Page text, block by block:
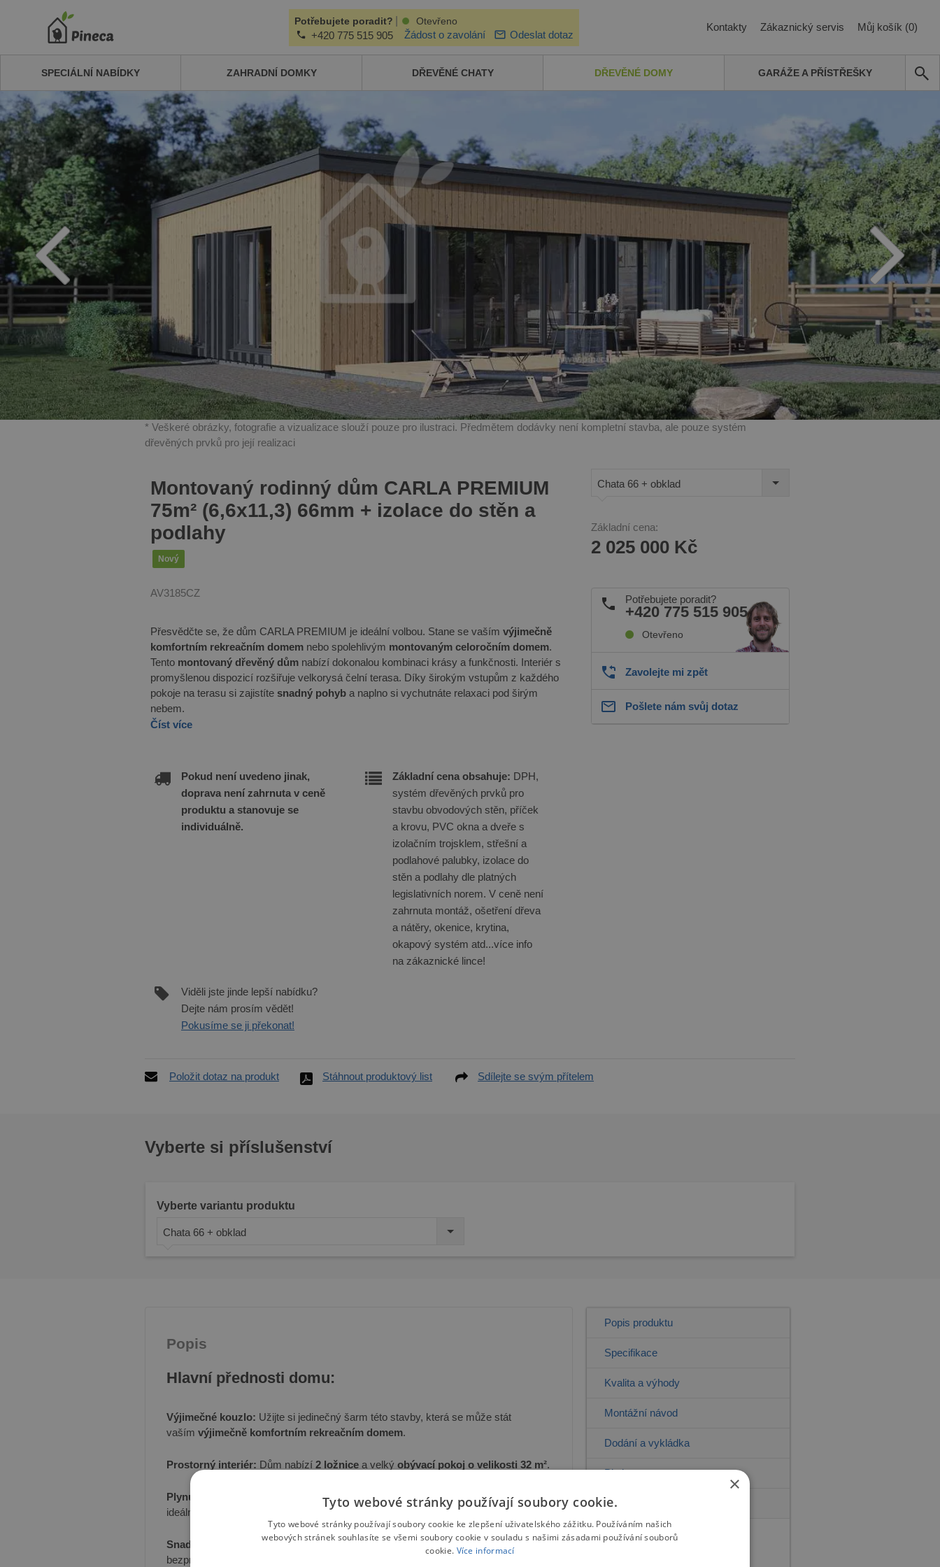
Potřebujete poradit? Otevřeno
+420 775 515 905 Žádost o zavolání Odeslat dotaz
Kontakty Zákaznický servis Můj košík (0)
SPECIÁLNÍ NABÍDKY ZAHRADNÍ DOMKY DŘEVĚNÉ CHATY DŘEVĚNÉ DOMY GARÁŽE A PŘÍSTŘEŠKY
* Veškeré obrázky, fotografie a vizualizace slouží pouze pro ilustraci. Předmětem dodávky není kompletní stavba, ale pouze systém
dřevěných prvků pro její realizaci
Montovaný rodinný dům CARLA PREMIUM
75m² (6,6x11,3) 66mm + izolace do stěn a
podlahy
Nový
AV3185CZ
Přesvědčte se, že dům CARLA PREMIUM je ideální volbou. Stane se vaším výjimečně
komfortním rekreačním domem nebo spolehlivým montovaným celoročním domem.
Tento montovaný dřevěný dům nabízí dokonalou kombinaci krásy a funkčnosti. Interiér s
promyšlenou dispozicí rozšiřuje velkorysá čelní terasa. Díky širokým vstupům z každého
pokoje na terasu si zajistíte snadný pohyb a naplno si vychutnáte relaxaci pod širým
nebem.
Číst více
Pokud není uvedeno jinak,
doprava není zahrnuta v ceně
produktu a stanovuje se
individuálně.
Základní cena obsahuje: DPH,
systém dřevěných prvků pro
stavbu obvodových stěn, příček
a krovu, PVC okna a dveře s
izolačním trojsklem, střešní a
podlahové palubky, izolace do
stěn a podlahy dle platných
legislativních norem. V ceně není
zahrnuta montáž, ošetření dřeva
a nátěry, okenice, krytina,
okapový systém atd...více info
na zákaznické lince!
Viděli jste jinde lepší nabídku?
Dejte nám prosím vědět!
Pokusíme se ji překonat!
Chata 66 + obklad
Základní cena:
2 025 000 Kč
Potřebujete poradit?
+420 775 515 905
Otevřeno
Zavolejte mi zpět
Pošlete nám svůj dotaz
Položit dotaz na produkt Stáhnout produktový list Sdílejte se svým přítelem
Vyberte si příslušenství
Vyberte variantu produktu
Chata 66 + obklad
Popis
Hlavní přednosti domu:
Výjimečné kouzlo: Užijte si jedinečný šarm této stavby, která se může stát
vaším výjimečně komfortním rekreačním domem.
Prostorný interiér: Dům nabízí 2 ložnice a velký obývací pokoj o velikosti 32 m².
Plynulé propojení:
Dobře navržený interiér lze rozšířit o nádhernou čelní terasu,
ideální pro trávení času venku.
Snadný přístup: Široké vstupy ze všech pokojů na terasu umožňují volný a
bezproblémový pohyb a plné vychutnání si atmosféry bydlení.
Popis produktu
Specifikace
Kvalita a výhody
Montážní návod
Dodání a vykládka
Platba
Galerie a recenze zákazníků
×
Tyto webové stránky používají soubory cookie.
Tyto webové stránky používají soubory cookie ke zlepšení uživatelského zážitku. Používáním našich
webových stránek souhlasíte se všemi soubory cookie v souladu s našimi zásadami používání souborů
cookie. Více informací